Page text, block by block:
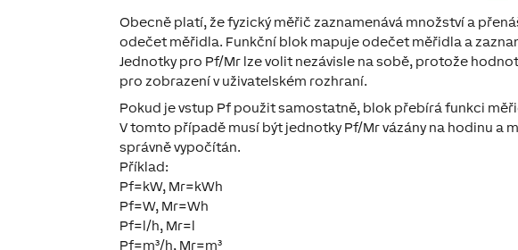
Obecně platí, že fyzický měřič zaznamenává množství a
odečet měřidla. Funkční blok mapuje odečet měřidla a
Jednotky pro Pf/Mr lze volit nezávisle na sobě, protože
pro zobrazení v uživatelském rozhraní.
Pokud je vstup Pf použit samostatně, blok přebírá funkci
V tomto případě musí být jednotky Pf/Mr vázány na hodinu a
správně vypočítán.
Příklad:
Pf=kW, Mr=kWh
Pf=W, Mr=Wh
Pf=l/h, Mr=l
Pf=m³/h, Mr=m³